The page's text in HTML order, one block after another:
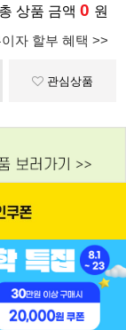
총 상품 금액 0 원
자 할부 혜택 >>
관심상품